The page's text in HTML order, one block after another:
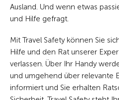
Ausland. Und wenn etwas
und Hilfe gefragt.
Mit Travel Safety können Sie
Hilfe und den Rat unserer
verlassen. Über Ihr Handy
und umgehend über relevante
informiert und Sie erhalten